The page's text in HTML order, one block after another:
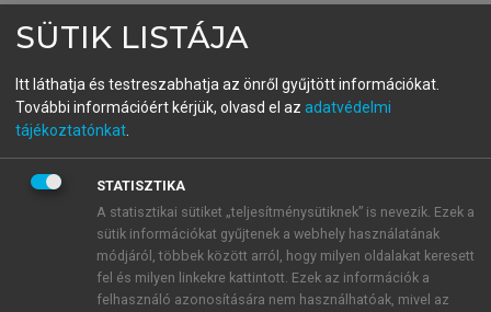
fiókoddal,vagy hozz létre új fiókot.
A regisztráció után apróbaidőszakautomatikusan
BELÉPÉS SAJÁT FIÓKKAL
ÚJ FIÓK LÉTREHOZÁSA
1 óra díjmentes hozzáférés
SÜTIK LISTÁJA
Itt láthatja és testreszabhatja az önről gyűjtött információkat.
További információért kérjük, olvasd el az adatvédelmi
tájékoztatónkat
STATISZTIKA
A statisztikai sütiket „teljesítménysütiknek” is nevezik. Ezek a
sütik információkat gyűjtenek a webhely használatának
módjáról, többek között arról, hogy milyen oldalakat keresett
fel és milyen linkekre kattintott. Ezek az információk a
felhasználó azonosítására nem használhatóak, mivel az